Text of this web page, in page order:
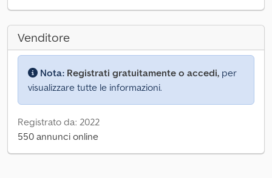
Venditore
Nota: Registrati gratuitamente o accedi, per
visualizzare tutte le informazioni.
Registrato da: 2022
550 annunci online